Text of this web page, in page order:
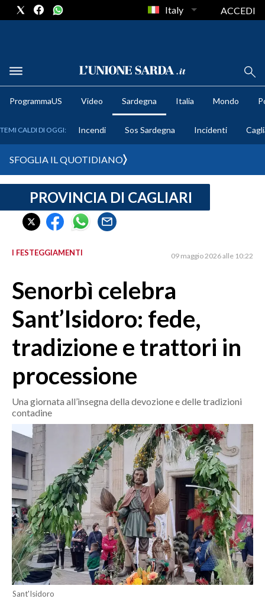
METEO
CRONACA SARDEGNA
CAGLIARI
SULCIS IGLESIENTE
ORISTANO E PROVINCIA
GALLURA
NUORO E PROVINCIA
OGLIASTRA
AGENDA
CRONACA
ITALIA
MONDO
POLITICA
ECONOMIA
SERVIZI ALLE IMPRESE
LAVORO
BANDI
SPORT IN SARDEGNA
Italy ACCEDI
ProgrammaUS Video Sardegna Italia Mondo
TEMI CALDI DI OGGI: Incendi Sos Sardegna Incidenti
SFOGLIA IL QUOTIDIANO
PROVINCIA DI CAGLIARI
I FESTEGGIAMENTI 09 maggio 2026 alle 10:22
Senorbì celebra
Sant’Isidoro: fede,
tradizione e trattori in
processione
Una giornata all’insegna della devozione e delle tradizioni
contadine
Sant'Isidoro